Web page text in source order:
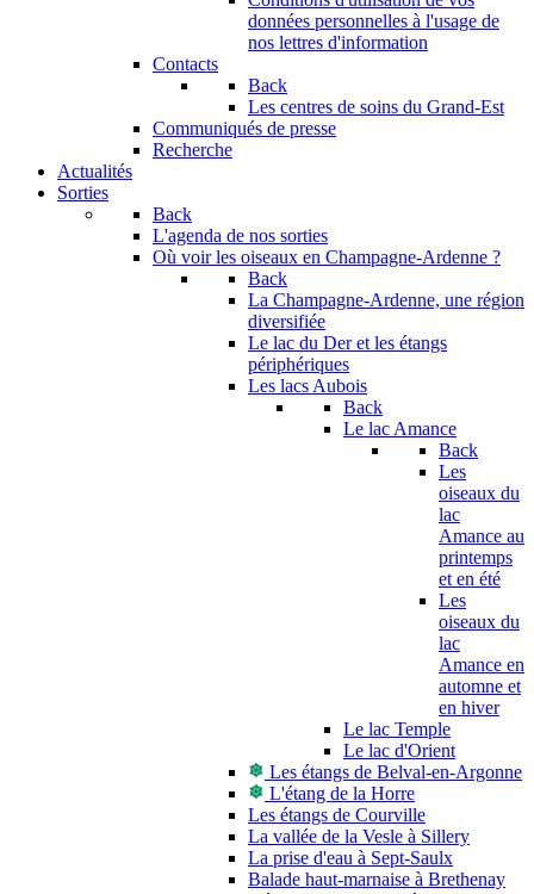
données personnelles à l'usage de
nos lettres d'information
Contacts
Back
Les centres de soins du Grand-Est
Communiqués de presse
Recherche
Actualités
Sorties
Back
L'agenda de nos sorties
Où voir les oiseaux en Champagne-Ardenne ?
Back
La Champagne-Ardenne, une région
diversifiée
Le lac du Der et les étangs
périphériques
Les lacs Aubois
Back
Le lac Amance
Back
Les
oiseaux du
lac
Amance au
printemps
et en été
Les
oiseaux du
lac
Amance en
automne et
en hiver
Le lac Temple
Le lac d'Orient
Les étangs de Belval-en-Argonne
L'étang de la Horre
Les étangs de Courville
La vallée de la Vesle à Sillery
La prise d'eau à Sept-Saulx
Balade haut-marnaise à Brethenay